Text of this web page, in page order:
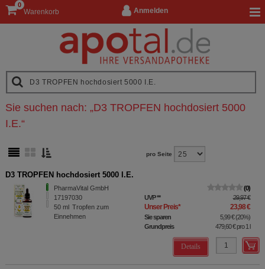
Anmelden
Warenkorb
0
Sie suchen nach: „D3 TROPFEN hochdosiert 5000
I.E.“
pro Seite
D3 TROPFEN hochdosiert 5000 I.E.
PharmaVital GmbH
17197030
50 ml Tropfen zum
Einnehmen
0
UVP** 29,97 €
Unser Preis* 23,98 €
Sie sparen 5,99 €(20%)
Grundpreis
479,60 €pro 1 l
Details